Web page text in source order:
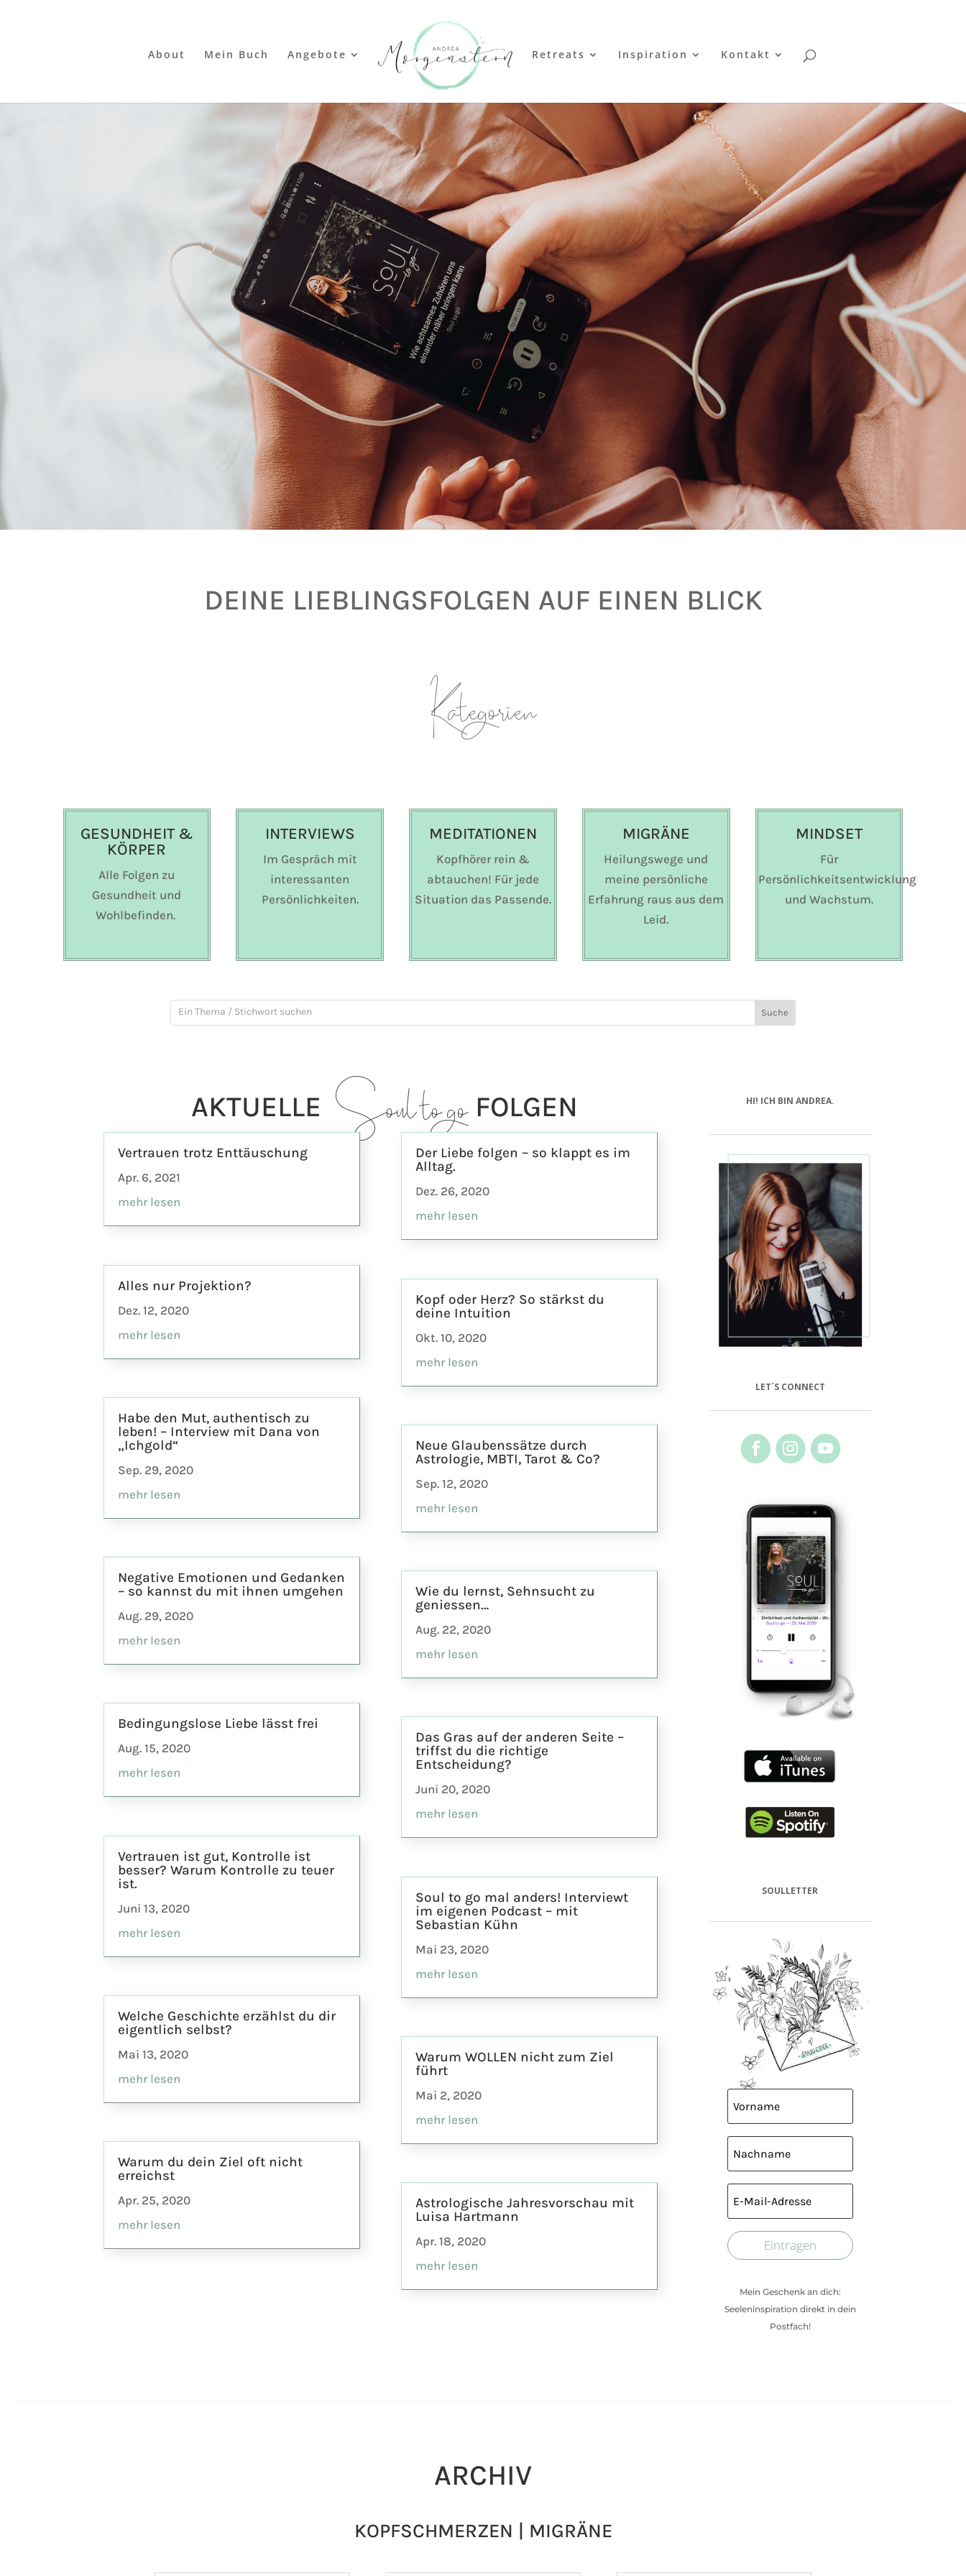
About Mein Buch Angebote Retreats Inspiration Kontakt
DEINE LIEBLINGSFOLGEN AUF EINEN BLICK
Kategorien
GESUNDHEIT &
KÖRPER
Alle Folgen zu
Gesundheit und
Wohlbefinden.
INTERVIEWS
Im Gespräch mit
interessanten
Persönlichkeiten.
MEDITATIONEN
Kopfhörer rein &
abtauchen! Für jede
Situation das Passende.
MIGRÄNE
Heilungswege und
meine persönliche
Erfahrung raus aus dem
Leid.
MINDSET
Für
Persönlichkeitsentwicklung
und Wachstum.
AKTUELLE Soul to goFOLGEN
Vertrauen trotz Enttäuschung
Apr. 6, 2021
mehr lesen
Alles nur Projektion?
Dez. 12, 2020
mehr lesen
Habe den Mut, authentisch zu
leben! – Interview mit Dana von
„Ichgold“
Sep. 29, 2020
mehr lesen
Negative Emotionen und Gedanken
– so kannst du mit ihnen umgehen
Aug. 29, 2020
mehr lesen
Bedingungslose Liebe lässt frei
Aug. 15, 2020
mehr lesen
Vertrauen ist gut, Kontrolle ist
besser? Warum Kontrolle zu teuer
ist.
Juni 13, 2020
mehr lesen
Welche Geschichte erzählst du dir
eigentlich selbst?
Mai 13, 2020
mehr lesen
Warum du dein Ziel oft nicht
erreichst
Apr. 25, 2020
mehr lesen
Der Liebe folgen – so klappt es im
Alltag.
Dez. 26, 2020
mehr lesen
Kopf oder Herz? So stärkst du
deine Intuition
Okt. 10, 2020
mehr lesen
Neue Glaubenssätze durch
Astrologie, MBTI, Tarot & Co?
Sep. 12, 2020
mehr lesen
Wie du lernst, Sehnsucht zu
geniessen…
Aug. 22, 2020
mehr lesen
Das Gras auf der anderen Seite –
triffst du die richtige
Entscheidung?
Juni 20, 2020
mehr lesen
Soul to go mal anders! Interviewt
im eigenen Podcast – mit
Sebastian Kühn
Mai 23, 2020
mehr lesen
Warum WOLLEN nicht zum Ziel
führt
Mai 2, 2020
mehr lesen
Astrologische Jahresvorschau mit
Luisa Hartmann
Apr. 18, 2020
mehr lesen
HI! ICH BIN ANDREA.
LET´S CONNECT
SOULLETTER
Eintragen
Mein Geschenk an dich:
Seeleninspiration direkt in dein
Postfach!
ARCHIV
KOPFSCHMERZEN | MIGRÄNE